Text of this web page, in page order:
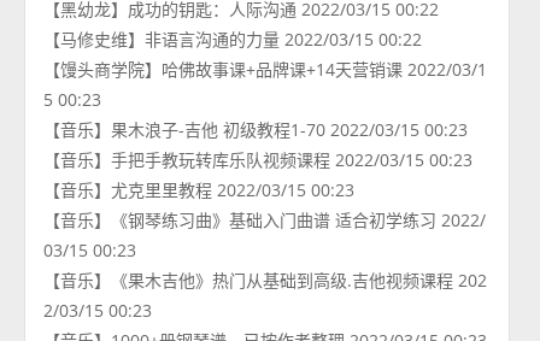
【黑幼龙】成功的钥匙：人际沟通 2022/03/15 00:22
【马修史维】非语言沟通的力量 2022/03/15 00:22
【馒头商学院】哈佛故事课+品牌课+14天营销课 2022/03/1
5 00:23
【音乐】果木浪子-吉他 初级教程1-70 2022/03/15 00:23
【音乐】手把手教玩转库乐队视频课程 2022/03/15 00:23
【音乐】尤克里里教程 2022/03/15 00:23
【音乐】《钢琴练习曲》基础入门曲谱 适合初学练习 2022/
03/15 00:23
【音乐】《果木吉他》热门从基础到高级.吉他视频课程 202
2/03/15 00:23